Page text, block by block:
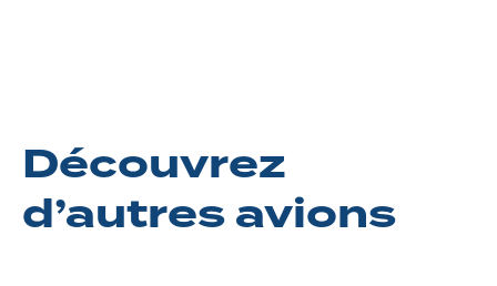
Découvrez
d’autres avions